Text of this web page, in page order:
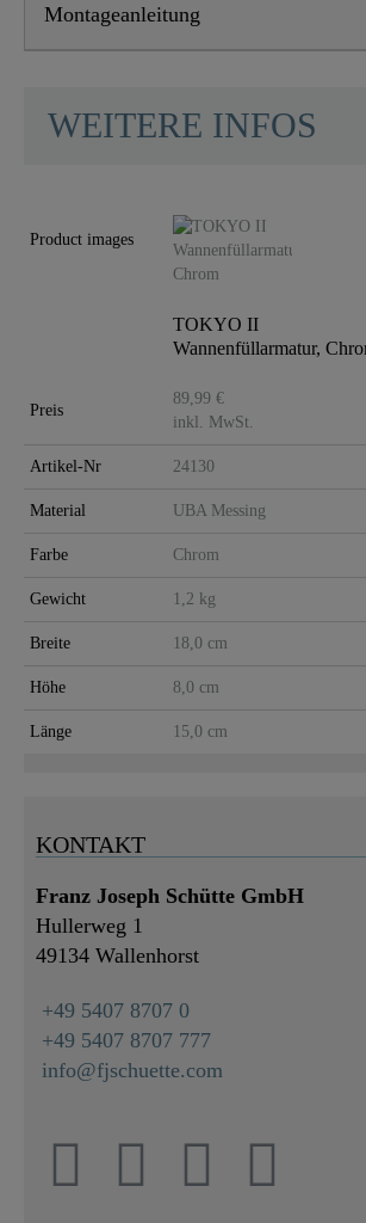
Montageanleitung
WEITERE INFOS
Product images
TOKYO II
Wannenfüllarmatur,
Preis
89,99 €
inkl. MwSt.
Artikel-Nr 24130
Material UBA Messing
Farbe Chrom
Gewicht 1,2 kg
Breite 18,0 cm
Höhe 8,0 cm
Länge 15,0 cm
KONTAKT
Franz Joseph Schütte GmbH
Hullerweg 1
49134 Wallenhorst
+49 5407 8707 0
+49 5407 8707 777
info@fjschuette.com